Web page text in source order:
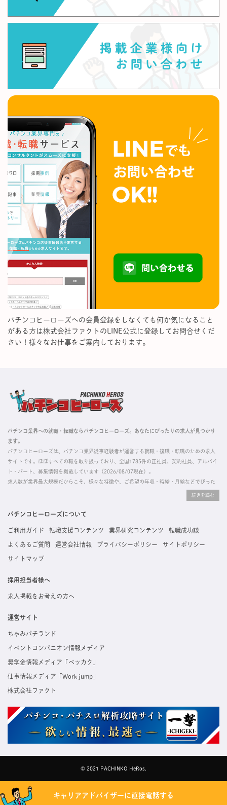
パチンコヒーローズへの会員登録をしなくても何か気になること
がある方は株式会社ファクトのLINE公式に登録してお問合せくだ
さい！様々なお仕事をご案内しております。
パチンコ業界への就職・転職ならパチンコヒーローズ。あなたにぴったりの求人が見つかり
ます。
パチンコヒーローズは、パチンコ業界従事経験者が運営する就職・復職・転職のための求人
サイトです。ほぼすべての職を取り扱っており、全国1785件の正社員、契約社員、アルバイ
ト・パート、募集情報を掲載しています（2026/08/07現在）。
求人数が業界最大規模だからこそ、様々な特徴や、ご希望の年収・時給・月給などでぴった
掲載している求人は、すべて契約法人様から寄せられた正規の求人情報です。応募いただい
た内容はすぐに直接事業所に届くためスムーズに転職・復職できます。
パチンコヒーローズについて
ご利用ガイド 転職支援コンテンツ 業界研究コンテンツ 転職成功談
よくあるご質問 運営会社情報 プライバシーポリシー サイトポリシー
サイトマップ
採用担当者様へ
求人掲載をお考えの方へ
運営サイト
ちゃみパチランド
イベントコンパニオン情報メディア
奨学金情報メディア「ベッカク」
仕事情報メディア「Work jump」
株式会社ファクト
© 2021 PACHINKO HeRos.
キャリアアドバイザーに直接電話する